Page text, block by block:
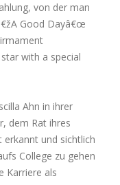
von der man
Good Dayâ€œ
with a special
Ahn in ihrer
dem Rat ihres
erkannt und sichtlich
College zu gehen
Karriere als